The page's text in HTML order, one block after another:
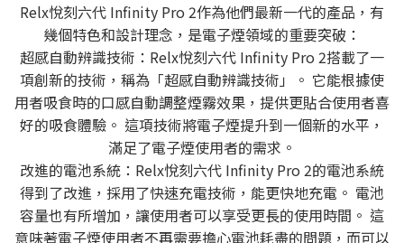
Relx悅刻六代 Infinity Pro 2作為他們最新一代的產品，有
幾個特色和設計理念，是電子煙領域的重要突破：
超感自動辨識技術：Relx悅刻六代 Infinity Pro 2搭載了一
項創新的技術，稱為「超感自動辨識技術」。 它能根據使
用者吸食時的口感自動調整煙霧效果，提供更貼合使用者喜
好的吸食體驗。 這項技術將電子煙提升到一個新的水平，
滿足了電子煙使用者的需求。
改進的電池系統：Relx悅刻六代 Infinity Pro 2的電池系統
得到了改進，採用了快速充電技術，能更快地充電。 電池
容量也有所增加，讓使用者可以享受更長的使用時間。 這
意味著電子煙使用者不再需要擔心電池耗盡的問題，而可以